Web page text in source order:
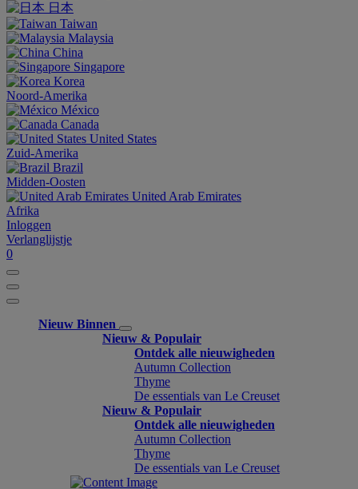
日本
Taiwan
Malaysia
China
Singapore
Korea
Noord-Amerika
México
Canada
United States
Zuid-Amerika
Brazil
Midden-Oosten
United Arab Emirates
Afrika
Inloggen
Verlanglijstje
0
Nieuw Binnen
Nieuw & Populair
Ontdek alle nieuwigheden
Autumn Collection
Thyme
De essentials van Le Creuset
Nieuw & Populair
Ontdek alle nieuwigheden
Autumn Collection
Thyme
De essentials van Le Creuset